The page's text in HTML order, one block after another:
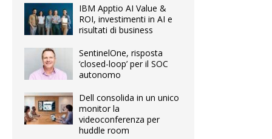
IBM Apptio AI Value &
ROI, investimenti in AI e
risultati di business
SentinelOne, risposta
‘closed-loop’ per il SOC
autonomo
Dell consolida in un unico
monitor la
videoconferenza per
huddle room